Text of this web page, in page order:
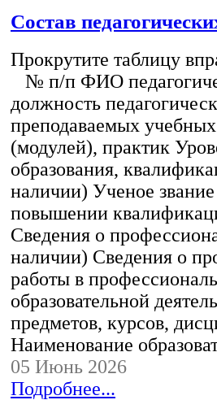
Состав
Прокрутите таблицу
№ п/п ФИО
должность
преподаваемых
(модулей), практик
образования,
наличии) Ученое
повышении
Сведения о
наличии) Сведения о
работы в
образовательной
предметов, курсов,
Наименование
05 Июнь 2026
Подробнее...